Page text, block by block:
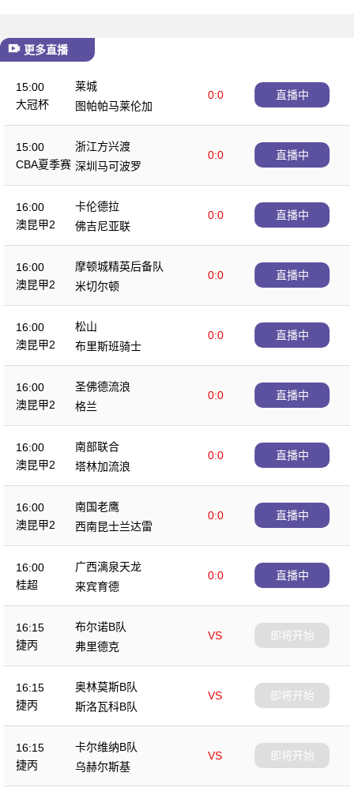
更多直播
15:00
大冠杯
莱城
0:0
图帕帕马莱伦加
直播中
15:00
CBA夏季赛
浙江方兴渡
0:0
深圳马可波罗
直播中
16:00
澳昆甲2
卡伦德拉
0:0
佛吉尼亚联
直播中
16:00
澳昆甲2
摩顿城精英后备队
0:0
米切尔顿
直播中
16:00
澳昆甲2
松山
0:0
布里斯班骑士
直播中
16:00
澳昆甲2
圣佛德流浪
0:0
格兰
直播中
16:00
澳昆甲2
南部联合
0:0
塔林加流浪
直播中
16:00
澳昆甲2
南国老鹰
0:0
西南昆士兰达雷
直播中
16:00
桂超
广西漓泉天龙
0:0
来宾育德
直播中
16:15
捷丙
布尔诺B队
VS
弗里德克
即将开始
16:15
捷丙
奥林莫斯B队
VS
斯洛瓦科B队
即将开始
16:15
捷丙
卡尔维纳B队
VS
乌赫尔斯基
即将开始